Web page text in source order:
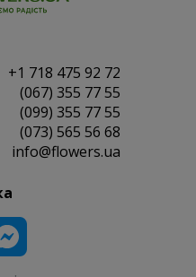
+1 718 475 92 72
(067) 355 77 55
(099) 355 77 55
(073) 565 56 68
info@flowers.ua